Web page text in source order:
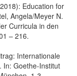
Education for
Angela/Meyer N.
Curricula in den
– 216.
Internationale
In: Goethe-Institut